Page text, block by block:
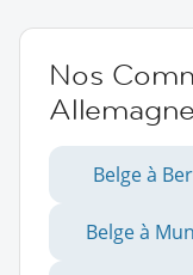
Nos
Allemagne
Belge à
Belge à